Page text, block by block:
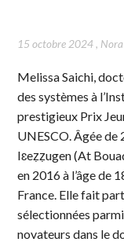
15 octobre 2024, Nora
Melissa Saichi,
des systèmes à
prestigieux Prix
UNESCO. Âgée de
Iɛeẓẓugen (At
en 2016 à l’âge de
France. Elle fait
sélectionnées
novateurs dans le